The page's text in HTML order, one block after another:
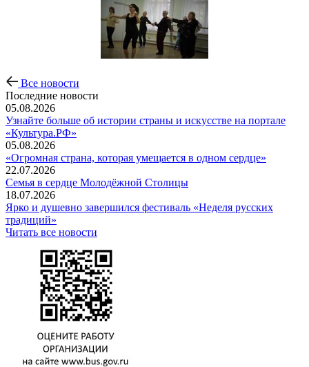
Все новости
Последние новости
05.08.2026
Узнайте больше об истории страны и искусстве на портале
«Культура.РФ»
05.08.2026
«Огромная страна, которая умещается в одном сердце»
22.07.2026
Семья в сердце Молодёжной Столицы
18.07.2026
Ярко и душевно завершился фестиваль «Неделя русских
традиций»
Читать все новости